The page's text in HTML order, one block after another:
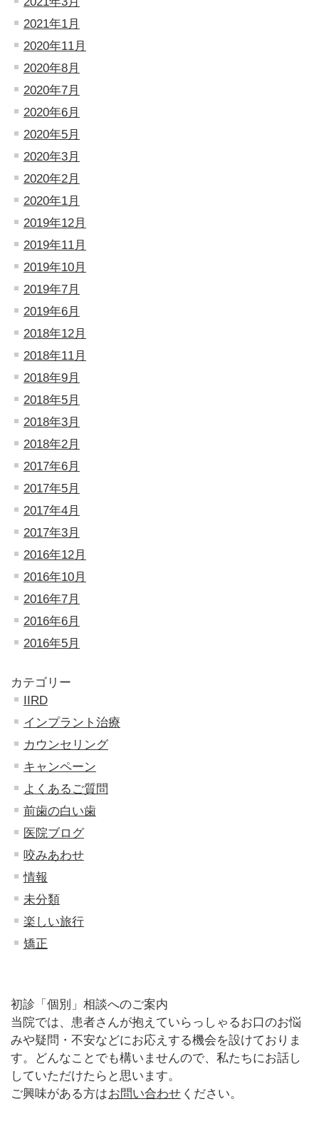
2021年1月
2020年11月
2020年8月
2020年7月
2020年6月
2020年5月
2020年3月
2020年2月
2020年1月
2019年12月
2019年11月
2019年10月
2019年7月
2019年6月
2018年12月
2018年11月
2018年9月
2018年5月
2018年3月
2018年2月
2017年6月
2017年5月
2017年4月
2017年3月
2016年12月
2016年10月
2016年7月
2016年6月
2016年5月
カテゴリー
IIRD
インプラント治療
カウンセリング
キャンペーン
よくあるご質問
前歯の白い歯
医院ブログ
咬みあわせ
情報
未分類
楽しい旅行
矯正
初診「個別」相談へのご案内
当院では、患者さんが抱えていらっしゃるお口のお悩
みや疑問・不安などにお応えする機会を設けておりま
す。どんなことでも構いませんので、私たちにお話し
していただけたらと思います。
ご興味がある方はお問い合わせ ください。